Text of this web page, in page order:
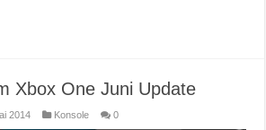
Xbox One Juni Update
2014 Konsole 0